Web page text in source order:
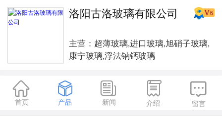
洛阳古洛玻璃有限公司
主营： 超薄玻璃,进口玻璃,旭硝子玻璃,
康宁玻璃,浮法钠钙玻璃

首页

产品

新闻

介绍

留言